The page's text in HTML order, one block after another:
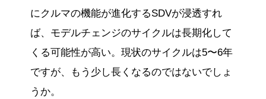
にクルマの機能が進化するSDVが浸透すれ
ば、モデルチェンジのサイクルは長期化して
くる可能性が高い。現状のサイクルは5〜6年
ですが、もう少し長くなるのではないでしょ
うか。